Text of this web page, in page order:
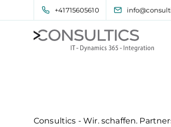
+41715605610
Consultics - Wir. schaffen.